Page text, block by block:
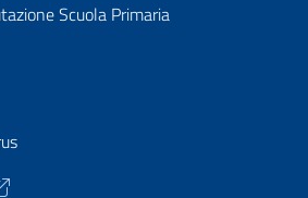
Scuola Primaria